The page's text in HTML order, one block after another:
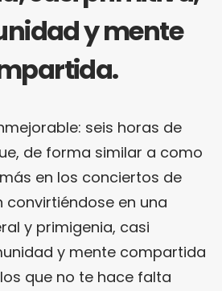
y mente
seis horas de
de forma similar a como
en los conciertos de
convirtiéndose en una
y primigenia, casi
y mente compartida
que no te hace falta